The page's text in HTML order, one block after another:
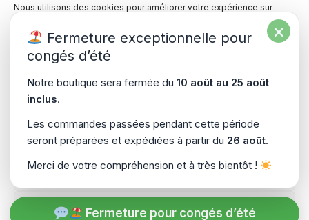
Nous utilisons des cookies pour améliorer votre expérience sur
notre site, analyser le trafic et proposer des contenus personnalisés.
Vous pouvez accepter, refuser ou gérer vos préférences à tout
moment.
Gérer les services
Accepter
Voir les préférences
Livraison rapide dans toute l’Europe via
“ Mondial Relay
Copyright © 2026PiecesPC.fr| Développement & Design
Fermeture pour congés d’été
×
Fermeture exceptionnelle pour
congés d’été
Notre boutique sera fermée du 10 août au 25 août
inclus.
Les commandes passées pendant cette période
seront préparées et expédiées à partir du 26 août.
Merci de votre compréhension et à très bientôt !